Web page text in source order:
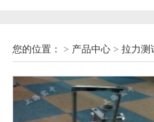
您的位置： > 产品中心 > 拉力测